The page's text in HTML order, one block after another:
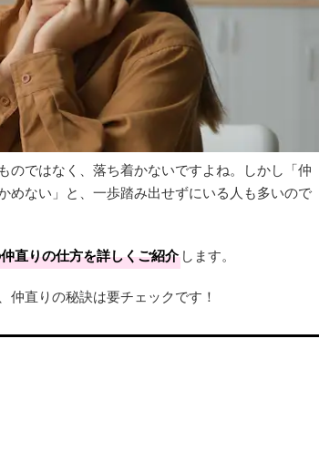
のではなく、落ち着かないですよね。しかし「仲
めない」と、一歩踏み出せずにいる人も多いので
直りの仕方を詳しくご紹介 します。
直りの秘訣は要チェックです！